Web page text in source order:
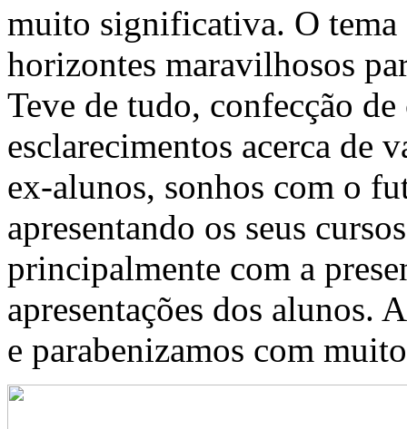
muito significativa. O
horizontes maravilhosos
Teve de tudo, confecção
esclarecimentos acerca de
ex-alunos, sonhos com o
apresentando os seus
principalmente com a
apresentações dos alunos.
e parabenizamos com